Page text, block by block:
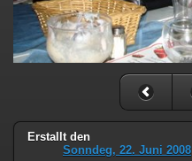
Erstallt den
Sonndeg, 22. Juni 2008